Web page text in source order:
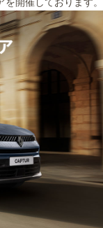
開催しております。